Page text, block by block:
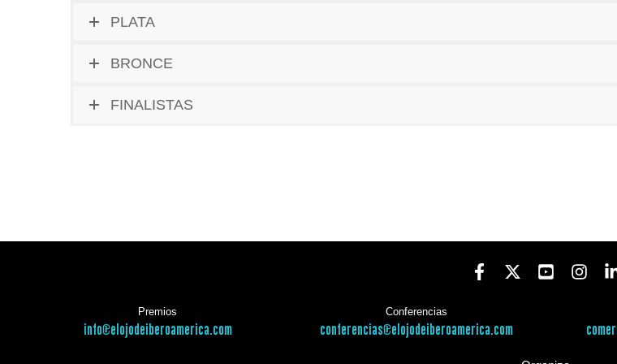
PLATA
BRONCE
FINALISTAS
Premios
info@elojodeiberoamerica.com
Conferencias
conferencias@elojodeiberoamerica.com